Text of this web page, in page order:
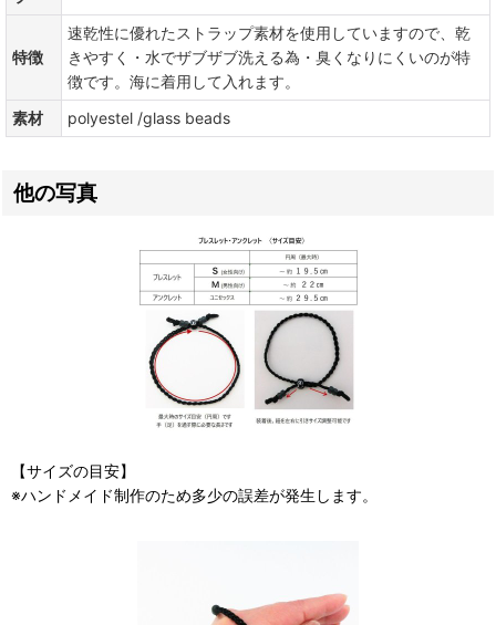
特徴
速乾性に優れたストラップ素材を使用していますので、乾
きやすく・水でザブザブ洗える為・臭くなりにくいのが特
徴です。海に着用して入れます。
素材
polyestel /glass beads
他の写真
【サイズの目安】
※ハンドメイド制作のため多少の誤差が発生します。